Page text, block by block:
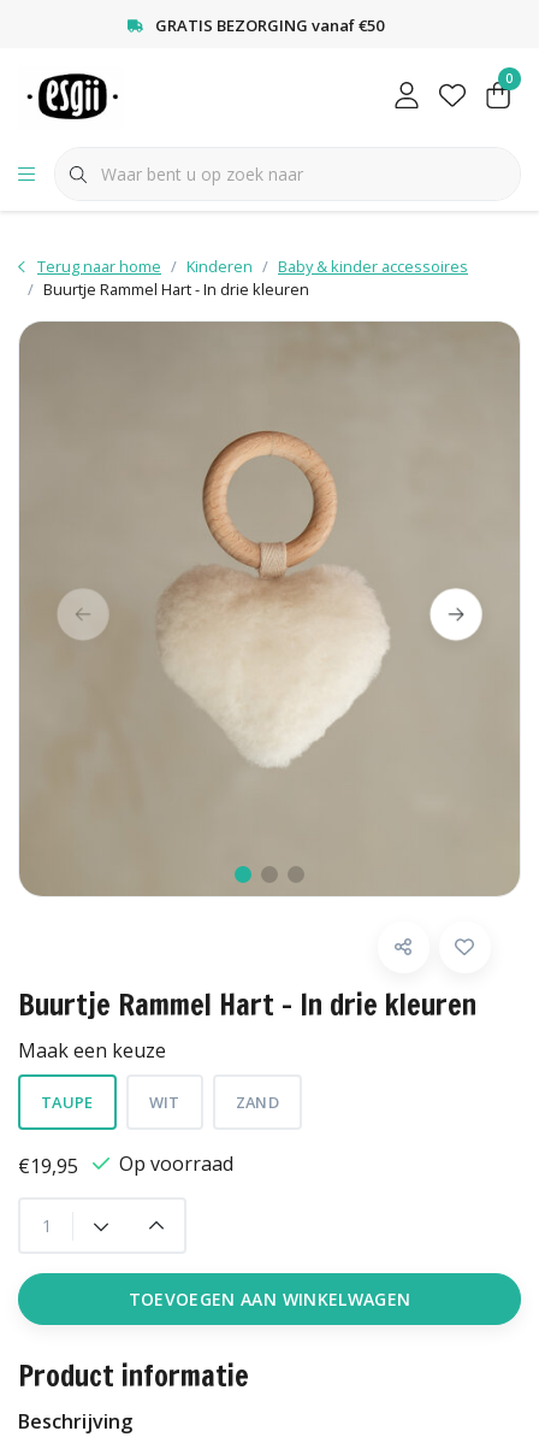
GRATIS BEZORGING vanaf €50
0
Terug naar home Kinderen
Baby & kinder accessoires
Buurtje Rammel Hart - In drie kleuren
Buurtje Rammel Hart - In drie kleuren
Maak een keuze
TAUPE WIT ZAND
€19,95 Op voorraad
TOEVOEGEN AAN WINKELWAGEN
Product informatie
Beschrijving